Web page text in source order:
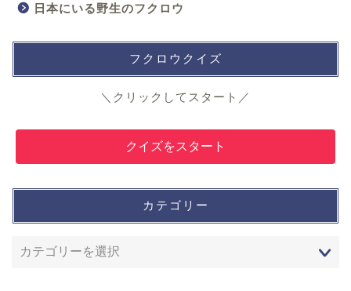
日本にいる野生のフクロウ
フクロウクイズ
＼クリックしてスタート／
クイズをスタート
カテゴリー